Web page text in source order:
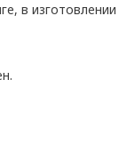
в изготовлении